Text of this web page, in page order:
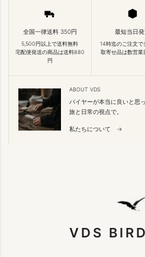
全国一律送料 350円
5,500円以上で送料無料
宅配便発送の商品は送料880
円
最短当日発
14時迄のご注文で
取寄せ品は数営業
ABOUT VDS
バイヤーが本当に良いと思
旅と日常の視点で。
私たちについて →
VDS